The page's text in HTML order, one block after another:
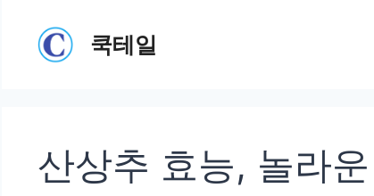
쿡테일
산상추 효능, 놀라